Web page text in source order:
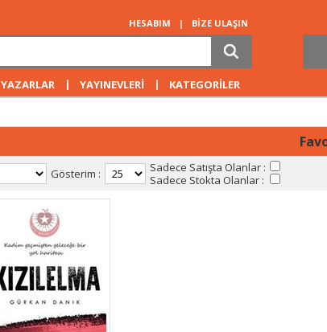
HESABIM | BİZE ULAŞIN
YAZARLAR | YAYINEVLERİ | KATEGORİLER
Gösterim :
Sadece Satışta Olanlar :
Sadece Stokta Olanlar :